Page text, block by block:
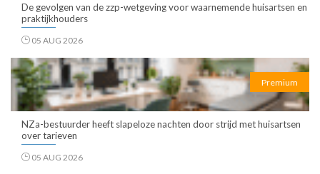
De gevolgen van de zzp-wetgeving voor waarnemende huisartsen en
praktijkhouders
05 AUG 2026
Premium
NZa-bestuurder heeft slapeloze nachten door strijd met huisartsen
over tarieven
05 AUG 2026